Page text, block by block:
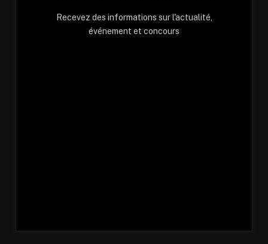
Recevez des informations sur l'actualité,
événement et concours